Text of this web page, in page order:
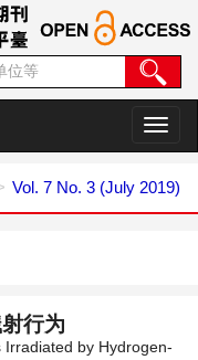
切
换
航
Vol. 7 No. 3 (July 2019)
行为
by Hydrogen-